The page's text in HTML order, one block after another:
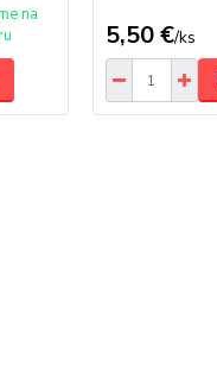
na
5,50 €/ks